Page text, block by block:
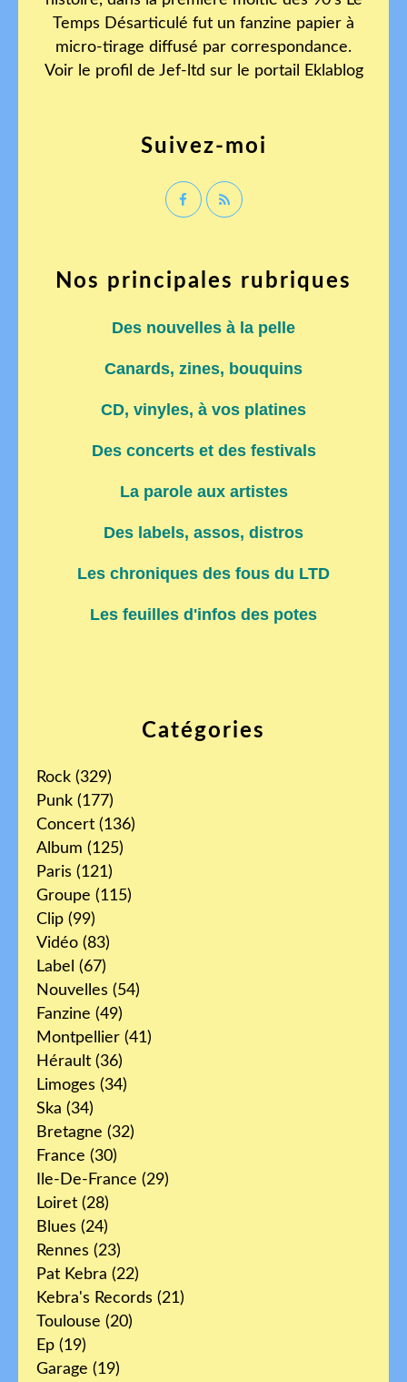
Catégories
Rock (329)
Punk (177)
Concert (136)
Album (125)
Paris (121)
Groupe (115)
Clip (99)
Vidéo (83)
Label (67)
Nouvelles (54)
Fanzine (49)
Montpellier (41)
Hérault (36)
Limoges (34)
Ska (34)
Bretagne (32)
France (30)
Ile-De-France (29)
Loiret (28)
Blues (24)
Rennes (23)
Pat Kebra (22)
Kebra's Records (21)
Toulouse (20)
Ep (19)
Garage (19)
Temps Désarticulé fut un fanzine papier à
micro-tirage diffusé par correspondance.
Voir le profil de Jef-ltd sur le portail Eklablog
Suivez-moi
Nos principales rubriques
Des nouvelles à la pelle
Canards, zines, bouquins
CD, vinyles, à vos platines
Des concerts et des festivals
La parole aux artistes
Des labels, assos, distros
Les chroniques des fous du LTD
Les feuilles d'infos des potes